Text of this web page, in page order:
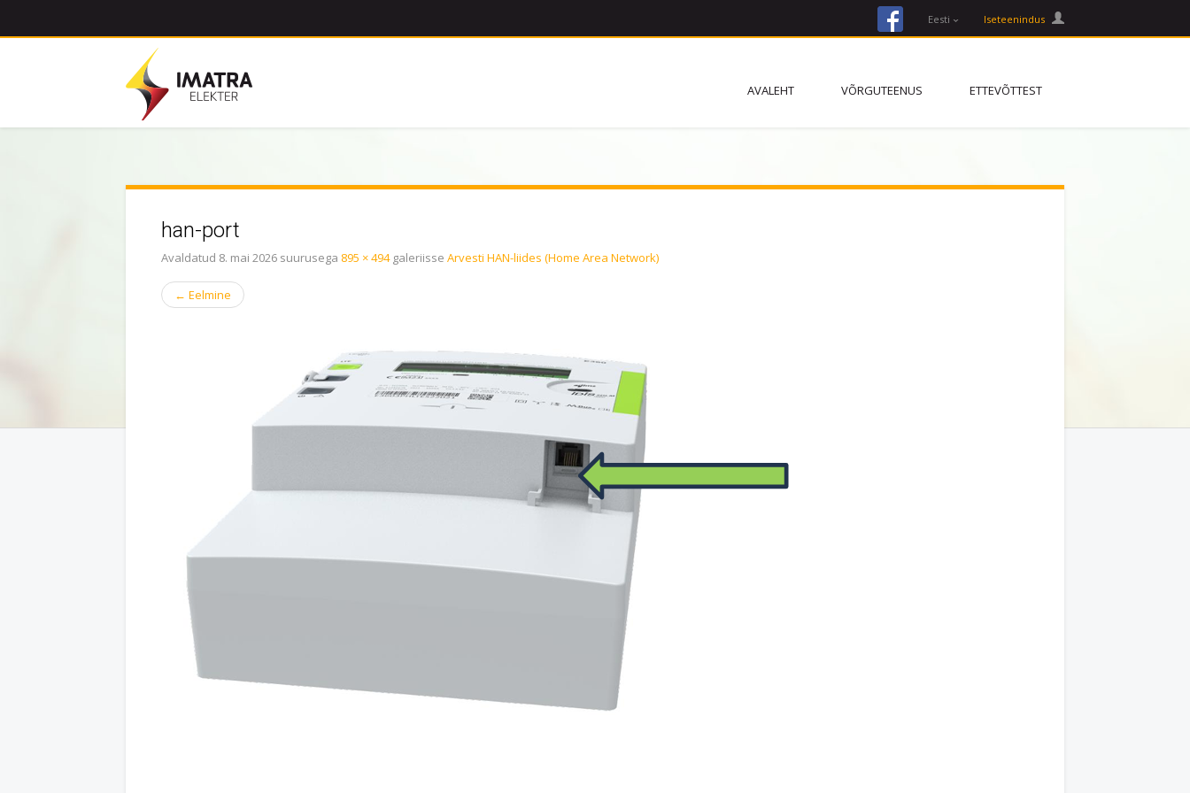
facebook Eesti Iseteenindus
AVALEHT VÕRGUTEENUS ETTEVÕTTEST
han-port
Avaldatud 8. mai 2026 suurusega 895 × 494galeriisse Arvesti HAN-liides (Home Area Network)
← Eelmine